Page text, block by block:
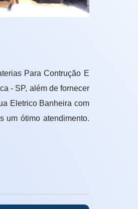
Para Contrução E
- SP, além de fornecer
Eletrico Banheira com
um ótimo atendimento.